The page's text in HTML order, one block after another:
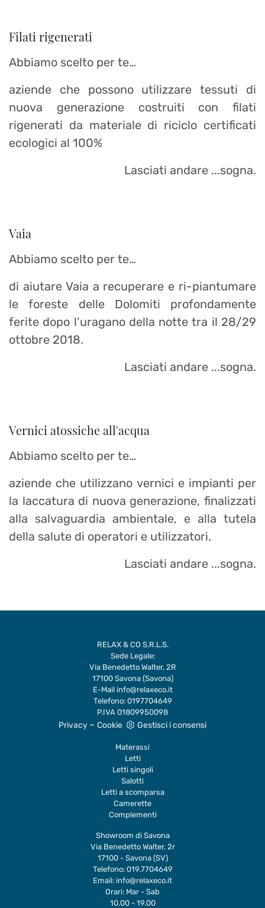
Filati rigenerati
Abbiamo scelto per te…
aziende che possono utilizzare tessuti di
nuova generazione costruiti con filati
rigenerati da materiale di riciclo certificati
ecologici al 100%
Lasciati andare ...sogna.
Vaia
Abbiamo scelto per te…
di aiutare Vaia a recuperare e ri-piantumare
le foreste delle Dolomiti profondamente
ferite dopo l’uragano della notte tra il 28/29
ottobre 2018.
Lasciati andare ...sogna.
Vernici atossiche all'acqua
Abbiamo scelto per te…
aziende che utilizzano vernici e impianti per
la laccatura di nuova generazione, finalizzati
alla salvaguardia ambientale, e alla tutela
della salute di operatori e utilizzatori.
Lasciati andare ...sogna.
RELAX & CO S.R.L.S.
Sede Legale:
Via Benedetto Walter, 2R
17100 Savona (Savona)
E-Mail info@relaxeco.it
Telefono: 0197704649
P.IVA 01809950098
Privacy - Cookie Gestisci i consensi
Materassi
Letti
Letti singoli
Salotti
Letti a scomparsa
Camerette
Complementi
Showroom di Savona
Via Benedetto Walter, 2r
17100 - Savona (SV)
Telefono: 019.7704649
Email: info@relaxeco.it
Orari: Mar - Sab
10.00 - 19.00